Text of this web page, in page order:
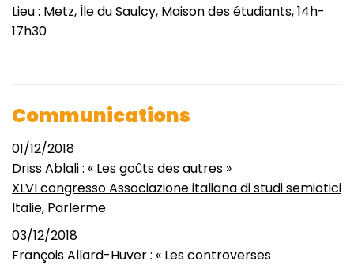
Lieu : Metz, Île du Saulcy, Maison des étudiants, 14h-
17h30
Communications
01/12/2018
Driss Ablali : « Les goûts des autres »
XLVI congresso Associazione italiana di studi semiotici
Italie, Parlerme
03/12/2018
François Allard-Huver : « Les controverses